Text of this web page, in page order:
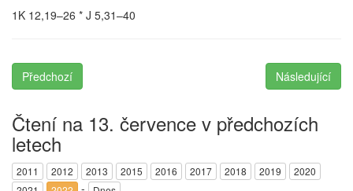
1K 12,19–26 * J 5,31–40
Předchozí Následující
Čtení na 13. července v předchozích
letech
2011 2012 2013 2015 2016 2017 2018 2019
2020